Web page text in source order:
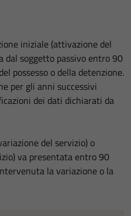
iniziale (attivazione del
dal soggetto passivo entro 90
possesso o della detenzione.
per gli anni successivi
dei dati dichiarati da
del servizio) o
va presentata entro 90
la variazione o la